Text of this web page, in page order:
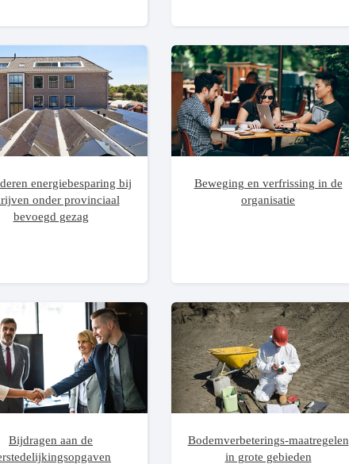
energiebesparing bij
onder provinciaal
bevoegd gezag
Beweging en verfrissing in de
organisatie
Bijdragen aan de
Bodemverbeterings-maatregelen
in grote gebieden